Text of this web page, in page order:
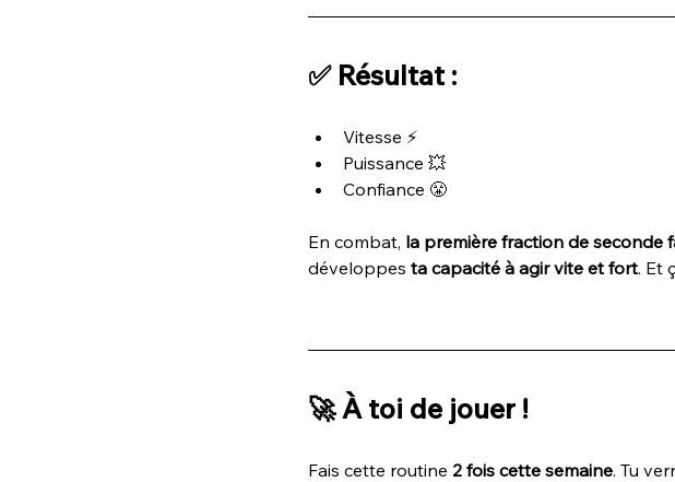
✅ Résultat :
Vitesse ⚡
Puissance 💥
Confiance 😤
En combat, la première fraction de seconde
développes ta capacité à agir vite et fort. Et
🚀 À toi de jouer !
Fais cette routine 2 fois cette semaine. Tu